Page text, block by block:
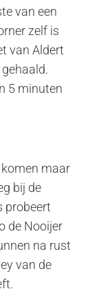
van een
zelf is
van Aldert
5 minuten
komen maar
bij de
probeert
de Nooijer
na rust
van de